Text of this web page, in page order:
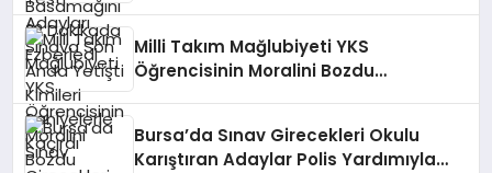
Milli Takım Mağlubiyeti YKS
Öğrencisinin Moralini Bozdu
Bursa’da Sınav Girecekleri Okulu
Karıştıran Adaylar Polis Yardımıyla